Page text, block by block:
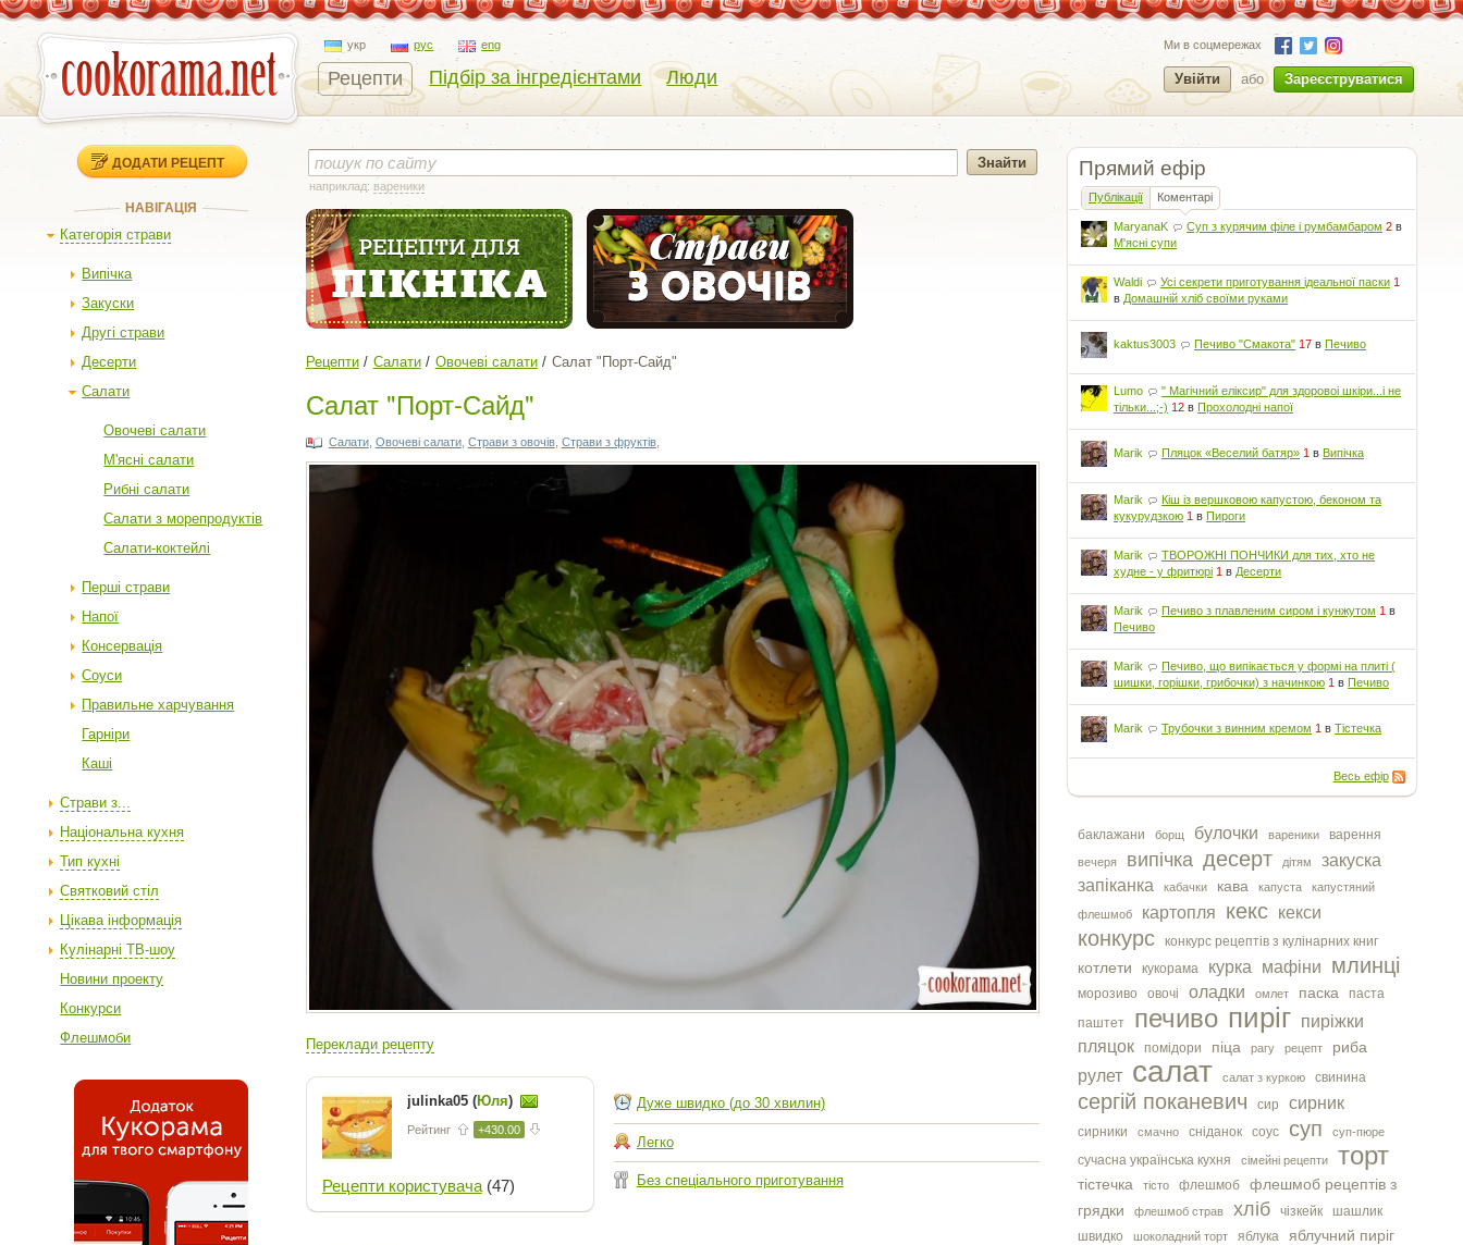
укр рус eng
Рецепти Підбір за інгредієнтами Люди
Ми в соцмережах
Увійти або Зареєструватися
ДОДАТИ РЕЦЕПТ
НАВІГАЦІЯ
Категорія страви
Випічка
Закуски
Другі страви
Десерти
Салати
Овочеві салати
М'ясні салати
Рибні салати
Салати з морепродуктів
Салати-коктейлі
Перші страви
Напої
Консервація
Соуси
Правильне харчування
Гарніри
Каші
Страви з...
Національна кухня
Тип кухні
Святковий стіл
Цікава інформація
Кулінарні ТВ-шоу
Новини проекту
Конкурси
Флешмоби
Прямий ефір
Публікації Коментарі
MaryanaK Суп з курячим філе і румбамбаром 2 в
М'ясні супи
Waldi Усі секрети приготування ідеальної паски 1
в Домашній хліб своїми руками
kaktus3003 Печиво "Смакота" 17 вПечиво
Lumo
" Магічний еліксир" для здоровоі шкіри...і не
тільки...;-) 12 вПрохолодні напої
Marik Пляцок «Веселий батяр» 1 вВипічка
Marik
Кіш із вершковою капустою, беконом та
кукурудзкою 1 вПироги
Marik
ТВОРОЖНІ ПОНЧИКИ для тих, хто не
худне - у фритюрі 1 в Десерти
Marik Печиво з плавленим сиром і кунжутом 1 в
Печиво
Marik
Печиво, що випікається у формі на плиті (
шишки, горішки, грибочки) з начинкою 1 вПечиво
Marik Трубочки з винним кремом 1 вТістечка
Весь ефір
баклажани борщ булочки вареники варення
вечеря випічка десерт дітям
закуска
запіканка
кабачки кава капуста капустяний
флешмоб картопля кекс кекси
конкурс конкурс рецептів з кулінарних книг
котлети кукорама курка мафіни млинці
морозиво овочі оладки омлет паска
паста
паштет
печиво пиріг пиріжки
пляцок
помідори піца рагу рецепт риба
рулет салат салат з куркою свинина
сергiй поканевич сир сирник
сирники смачно сніданок соус суп суп-пюре
сучасна українська кухня сімейні рецепти торт
тістечка тісто флешмоб
флешмоб рецептів з
грядки
флешмоб страв хліб чізкейк
шашлик
швидко
шоколадний торт яблука яблучний пиріг
наприклад: вареники
Рецепти Салати Овочеві салати Салат "Порт-Сайд"
Салат "Порт-Сайд"
Салати, Овочеві салати, Страви з овочів, Страви з фруктів,
Переклади рецепту
julinka05 (Юля)
Рейтинг +430.00
Рецепти користувача(47)
Дуже швидко (до 30 хвилин)
Легко
Без спеціального приготування